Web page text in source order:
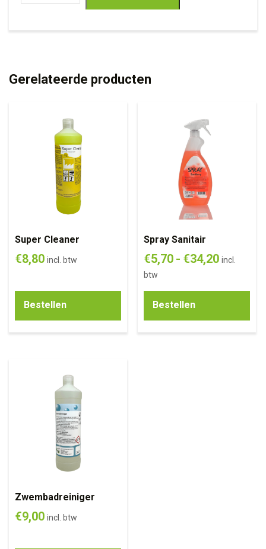
Gerelateerde producten
Super Cleaner
€8,80 incl. btw
Bestellen
Spray Sanitair
€5,70 - €34,20 incl.
btw
Bestellen
Zwembadreiniger
€9,00 incl. btw